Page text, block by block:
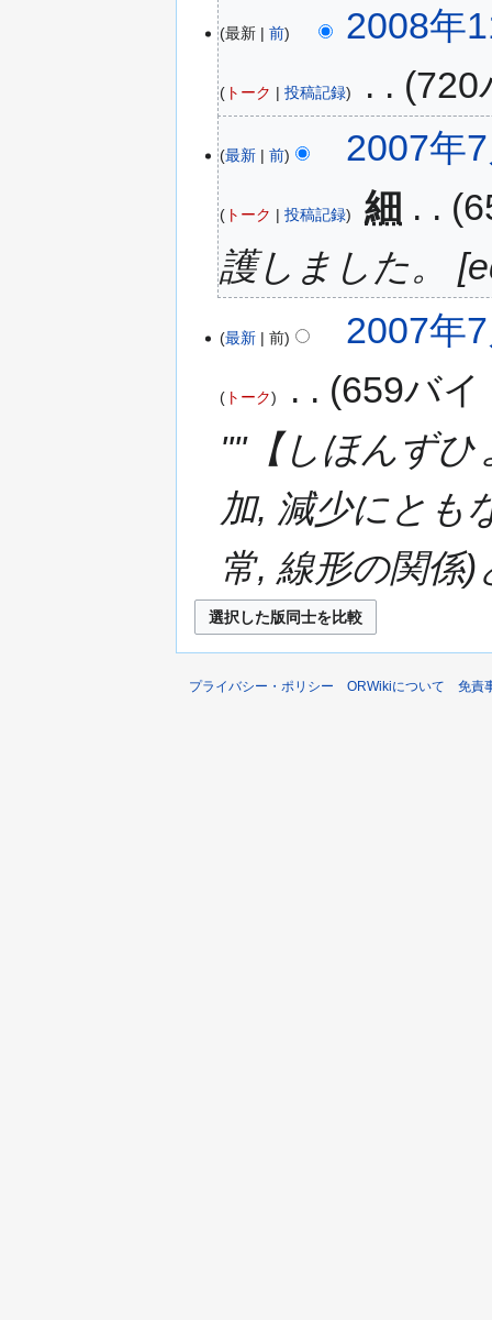
最新 前 2008年
トーク 投稿記録 720
最新 前 2007年
トーク 投稿記録 ‎細
護しました。
最新 前 2007年
トーク
659バイ
''''【しほんずひ
加, 減少にとも
常, 線形の関係
プライバシー・ポリシー ORWikiについて 免責